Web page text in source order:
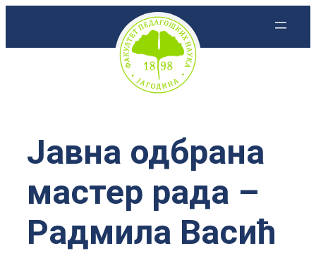
Јавна одбрана
мастер рада –
Радмила Васић